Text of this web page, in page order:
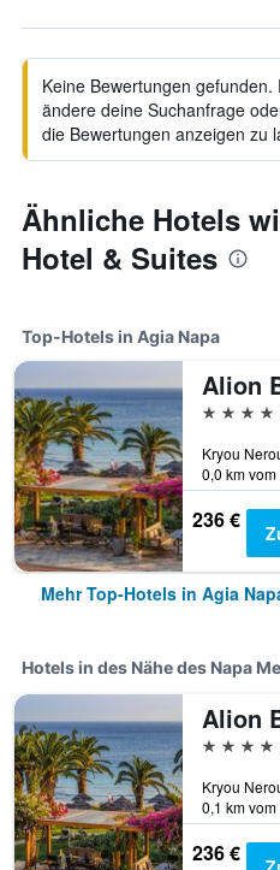
Keine Bewertungen gefunden.
ändere deine Suchanfrage
die Bewertungen anzeigen zu
Ähnliche Hotels
Hotel & Suites
Top-Hotels in Agia Napa
5 Sterne
0,0 km
236 €
Mehr Top-Hotels in Agia
Hotels in des Nähe des Napa
5 Sterne
0,1 km
236 €